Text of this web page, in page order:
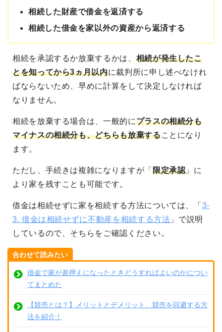
相続した財産で借金を返済する
相続した借金を家以外の資産から返済する
相続を承認するか放棄するかは、 相続が発生したこ
とを知ってから3ヵ月以内に裁判所に申し述べなけれ
ばならないため、早めに計算をして決定しなければ
なりません。
相続を放棄する場合は、一般的にプラスの相続分も
マイナスの相続分も、どちらも放棄することになり
ます。
ただし、手続きは複雑になりますが「 限定承認 」に
より家を残すことも可能です。
借金は相続せずに家を相続する方法については、「 3-
3. 借金は相続せずに不動産を相続する方法 」で説明
しているので、そちらをご確認ください。
合わせて読みたい
借金で家が差押えになったときどうすればよいのかについ
てまとめた
【競売とは？】メリットとデメリット、競売を回避する方
法を紹介！